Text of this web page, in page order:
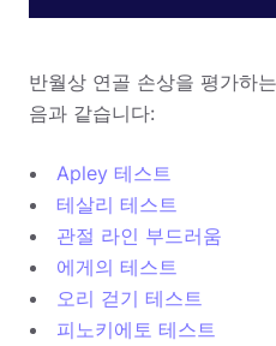
반월상 연골 손상을 평가하
음과 같습니다:
Apley 테스트
테살리 테스트
관절 라인 부드러움
에게의 테스트
오리 걷기 테스트
피노키에토 테스트